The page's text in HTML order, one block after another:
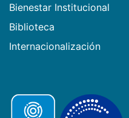
Bienestar Institucional
Biblioteca
Internacionalización